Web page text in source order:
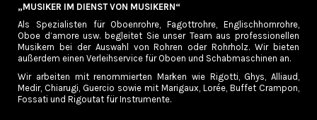
„MUSIKER IM DIENST VON MUSIKERN“
Als Spezialisten für Oboenrohre, Fagottrohre, Englischhornrohre,
Oboe d’amore usw. begleitet Sie unser Team aus professionellen
Musikern bei der Auswahl von Rohren oder Rohrholz. Wir bieten
außerdem einen Verleihservice für Oboen und Schabmaschinen an.
Wir arbeiten mit renommierten Marken wie Rigotti, Ghys, Alliaud,
Medir, Chiarugi, Guercio sowie mit Marigaux, Lorée, Buffet Crampon,
Fossati und Rigoutat für Instrumente.